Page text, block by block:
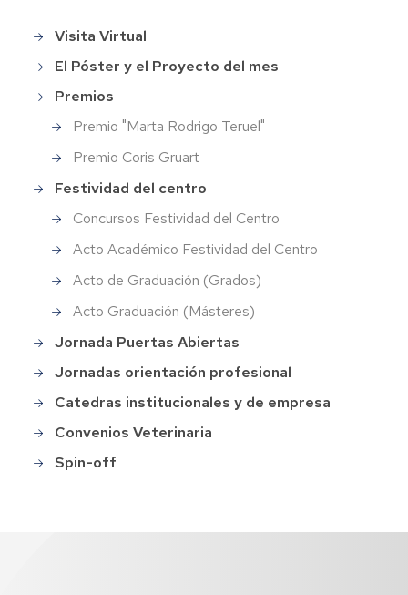
Main
menu
Visita Virtual
El Póster y el Proyecto del mes
Premios
Premio "Marta Rodrigo Teruel"
Premio Coris Gruart
Festividad del centro
Concursos Festividad del Centro
Acto Académico Festividad del Centro
Acto de Graduación (Grados)
Acto Graduación (Másteres)
Jornada Puertas Abiertas
Jornadas orientación profesional
Catedras institucionales y de empresa
Convenios Veterinaria
Spin-off